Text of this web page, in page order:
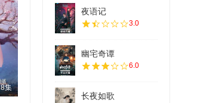
集
夜语记
3.0
幽宅奇谭
6.0
长夜如歌